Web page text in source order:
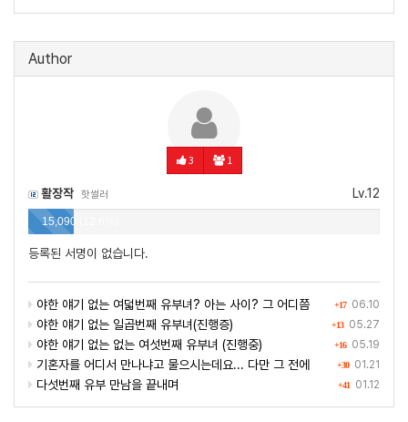
Author
3 1
Lv.12
활장작 핫썰러
15,090 (12.6%)
등록된 서명이 없습니다.
+17 06.10
야한 얘기 없는 여덟번째 유부녀? 아는 사이? 그 어디쯤
+13 05.27
야한 얘기 없는 일곱번째 유부녀(진행증)
+16 05.19
야한 얘기 없는 없는 여섯번째 유부녀 (진행중)
+30 01.21
기혼자를 어디서 만나냐고 물으시는데요... 다만 그 전에
+41 01.12
다섯번째 유부 만남을 끝내며